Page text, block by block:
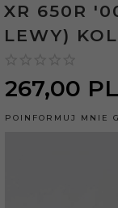
XR 650R
LEWY)
267,00
POINFORMUJ MNIE